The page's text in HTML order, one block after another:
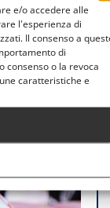
e/o accedere alle
l'esperienza di
Il consenso a
di
consenso o la revoca
caratteristiche e